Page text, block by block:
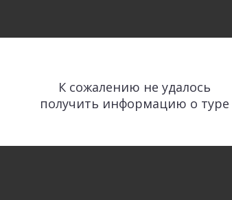
К сожалению не удалось
получить информацию о туре